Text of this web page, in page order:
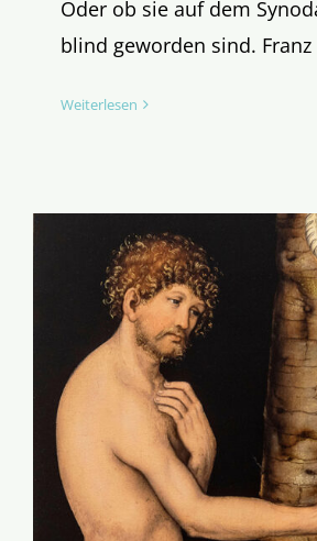
Oder ob sie auf dem
blind geworden sind.
Weiterlesen